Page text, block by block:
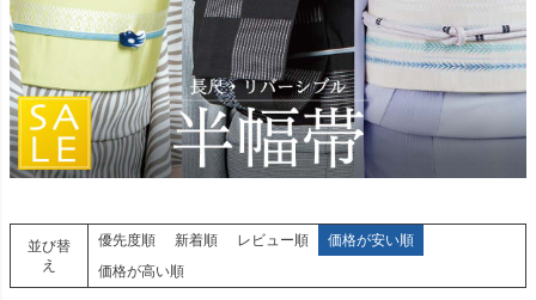
並び替
え
優先度順 新着順 レビュー順
価格が安い順
価格が高い順